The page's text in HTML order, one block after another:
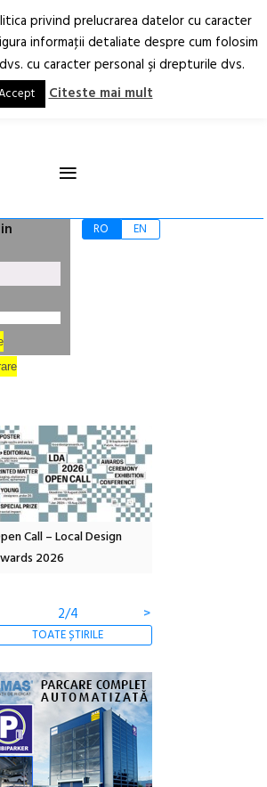
RO EN
≡
RO EN
Call – Local Design
2026
2/4 >
TOATE ȘTIRILE
privind prelucrarea datelor cu caracter
informaţii detaliate despre cum folosim
cu caracter personal şi drepturile dvs.
Citeste mai mult